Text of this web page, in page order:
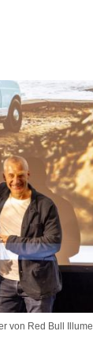
von Red Bull Illume